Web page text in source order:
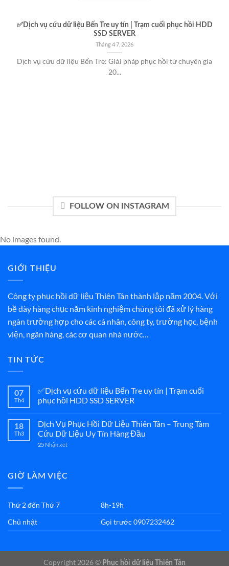
✅Dịch vụ cứu dữ liệu Bến Tre uy tín | Trạm cuối phục hồi HDD
SSD SERVER
Tháng 4 7, 2026
Dịch vụ cứu dữ liệu Bến Tre: Giải pháp phục hồi từ chuyên gia
20...
FOLLOW ON INSTAGRAM
No images found.
GIỚI THIỆU
Công ty phục hồi dữ liệu Thiên Tân thành lập năm 2004. Với
bề dày hàng chục năm kinh nghiệm chúng tôi đã xử lý hàng
ngàn trường hợp cho các cá nhân, công ty, trường học, bệnh
viện, ngân hàng, các cơ quan nhà nước…
TIN TỨC
07
Th4
✅Dịch vụ cứu dữ liệu Bến Tre uy tín | Trạm cuối
phục hồi HDD SSD SERVER
18
Th3
Dịch Vụ Phục Hồi Dữ Liệu Thiên Tân – Trung Tâm
Cứu Dữ Liệu Uy Tín Hàng Đầu
25 Nhận xét
GIỜ LÀM VIỆC
Thứ 2 đến Thứ 7
8h-19h
Chủ nhật
Gọi trước 0907232462
Copyright 2026 © Phục hồi dữ liệu Thiên Tân